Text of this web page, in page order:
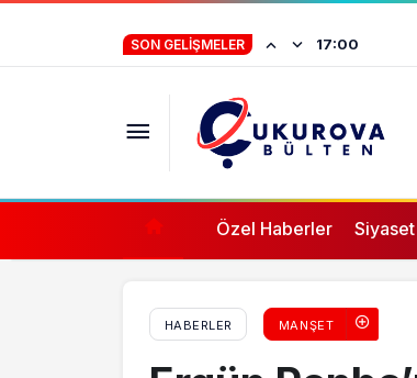
SON GELIŞMELER 17:00
ifade
Özel Haberler Siyaset
HABERLER MANŞET
Mersin Devlet Opera ve Balesi